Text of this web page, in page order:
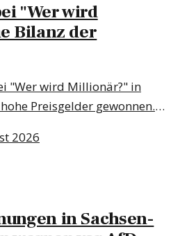
"Wer wird
Bilanz der
"Wer wird Millionär?" in
Preisgelder gewonnen.
wohltätige Zwecke.
2026
in Sachsen-